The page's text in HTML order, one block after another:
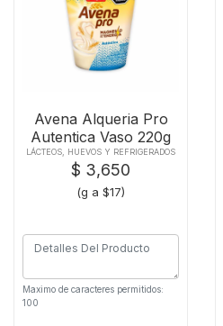
Avena Alqueria Pro
Autentica Vaso 220g
LÁCTEOS, HUEVOS Y REFRIGERADOS
$ 3,650
(g a $17)
Maximo de caracteres permitidos:
100